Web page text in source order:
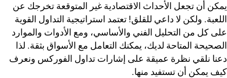
يمكن أن تجعل الأحداث الاقتصادية غير المتوقعة تخرجك عن
اللعبة. ولكن لا داعي للقلق! تعتمد استراتيجية التداول القوية
على كل من التحليل الفني والأساسي، ومع الأدوات والموارد
الصحيحة المتاحة لديك، يمكنك التعامل مع الأسواق بثقة. لذا
دعنا نلقي نظرة عميقة على إشارات تداول الفوركس ونعرف
كيف يمكن أن تستفيد منها.